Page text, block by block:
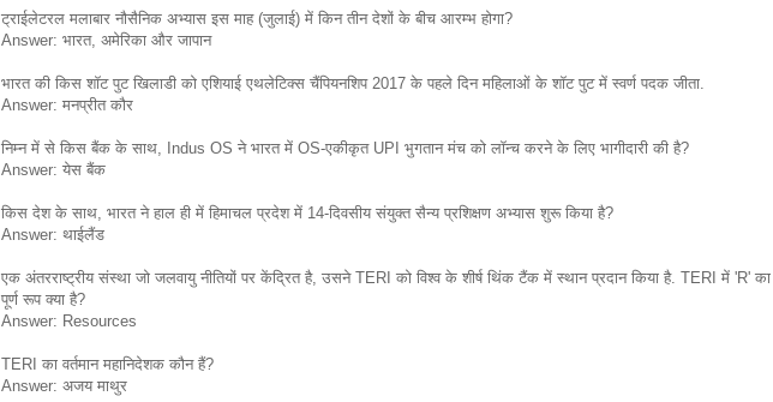
ट्राईलेटरल मलाबार नौसैनिक अभ्यास इस माह (जुलाई) में किन तीन देशों के बीच आरम्भ होगा?
Answer: भारत, अमेरिका और जापान
भारत की किस शॉट पुट खिलाडी को एशियाई एथलेटिक्स चैंपियनशिप 2017 के पहले दिन महिलाओं के शॉट पुट में स्वर्ण पदक जीता.
Answer: मनप्रीत कौर
निम्न में से किस बैंक के साथ, Indus OS ने भारत में OS-एकीकृत UPI भुगतान मंच को लॉन्च करने के लिए भागीदारी की है?
Answer: येस बैंक
किस देश के साथ, भारत ने हाल ही में हिमाचल प्रदेश में 14-दिवसीय संयुक्त सैन्य प्रशिक्षण अभ्यास शुरू किया है?
Answer: थाईलैंड
एक अंतरराष्ट्रीय संस्था जो जलवायु नीतियों पर केंद्रित है, उसने TERI को विश्व के शीर्ष थिंक टैंक में स्थान प्रदान किया है. TERI में 'R' का
पूर्ण रूप क्या है?
Answer: Resources
TERI का वर्तमान महानिदेशक कौन हैं?
Answer: अजय माथुर